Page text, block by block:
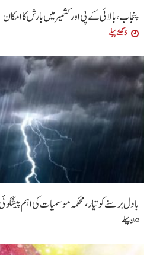
پنجاب، بالائی کے پی اور کشمیر میں بارش کا امکان
5 گھنٹے پہلے
بادل برسنے کو تیار، محکمہ موسمیات کی اہم پیشگوئی
2 دن پہلے